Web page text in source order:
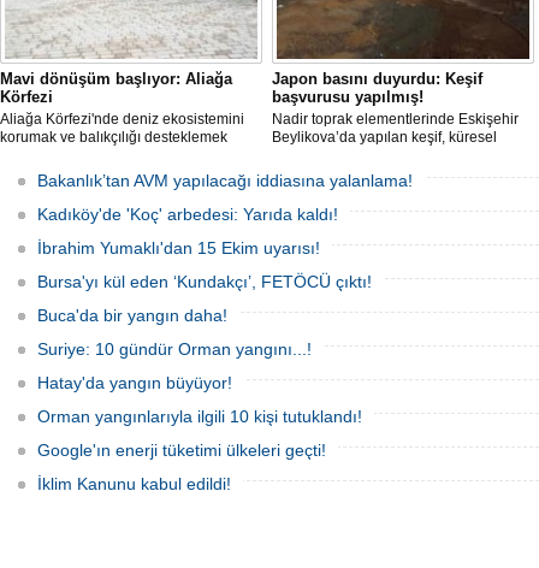
Mavi dönüşüm başlıyor: Aliağa
Körfezi
Aliağa Körfezi'nde deniz ekosistemini
korumak ve balıkçılığı desteklemek
Japon basını duyurdu: Keşif
başvurusu yapılmış!
Nadir toprak elementlerinde Eskişehir
Beylikova’da yapılan keşif, küresel
yeni bir hamle geldi.
Bakanlık’tan AVM yapılacağı iddiasına yalanlama!
Kadıköy'de 'Koç' arbedesi: Yarıda kaldı!
İbrahim Yumaklı'dan 15 Ekim uyarısı!
Bursa'yı kül eden ‘Kundakçı’, FETÖCÜ çıktı!
Buca'da bir yangın daha!
Suriye: 10 gündür Orman yangını...!
Hatay'da yangın büyüyor!
Orman yangınlarıyla ilgili 10 kişi tutuklandı!
Google'ın enerji tüketimi ülkeleri geçti!
İklim Kanunu kabul edildi!